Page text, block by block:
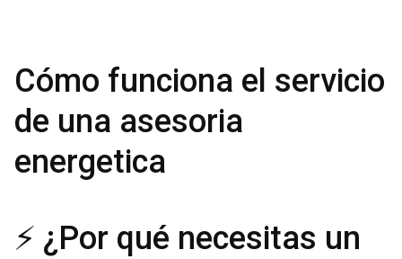
Cómo funciona el servicio
de una asesoria
energetica
⚡ ¿Por qué necesitas un